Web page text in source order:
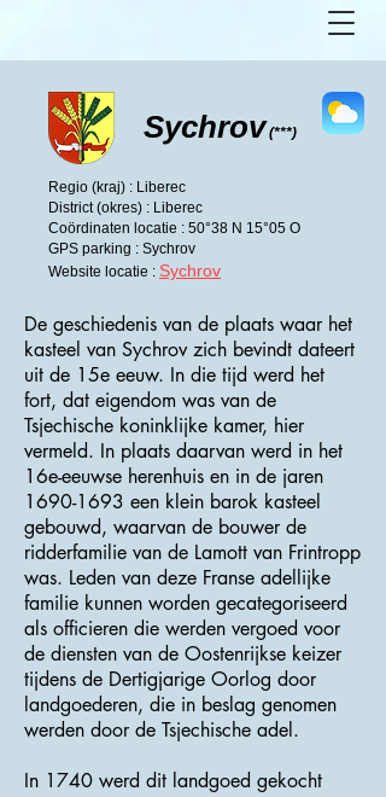
Sychrov (***)
Regio (kraj) : Liberec
District (okres) : Liberec
Coördinaten locatie : 50°38 N 15°05 O
GPS parking : Sychrov
Website locatie : Sychrov
De geschiedenis van de plaats waar het
kasteel van Sychrov zich bevindt dateert
uit de 15e eeuw. In die tijd werd het
fort, dat eigendom was van de
Tsjechische koninklijke kamer, hier
vermeld. In plaats daarvan werd in het
16e-eeuwse herenhuis en in de jaren
1690-1693 een klein barok kasteel
gebouwd, waarvan de bouwer de
ridderfamilie van de Lamott van Frintropp
was. Leden van deze Franse adellijke
familie kunnen worden gecategoriseerd
als officieren die werden vergoed voor
de diensten van de Oostenrijkse keizer
tijdens de Dertigjarige Oorlog door
landgoederen, die in beslag genomen
werden door de Tsjechische adel.
In 1740 werd dit landgoed gekocht